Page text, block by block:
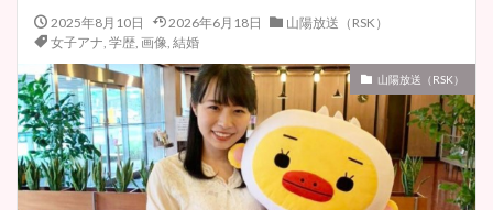
2025年8月10日 2026年6月18日
山陽放送（RSK）
女子アナ, 学歴, 画像, 結婚
山陽放送（RSK）